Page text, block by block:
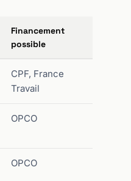
Financement
possible
CPF, France
Travail
OPCO
OPCO